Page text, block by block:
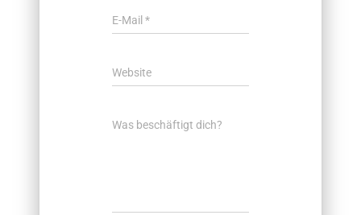
E-Mail *
Website
Was beschäftigt dich?